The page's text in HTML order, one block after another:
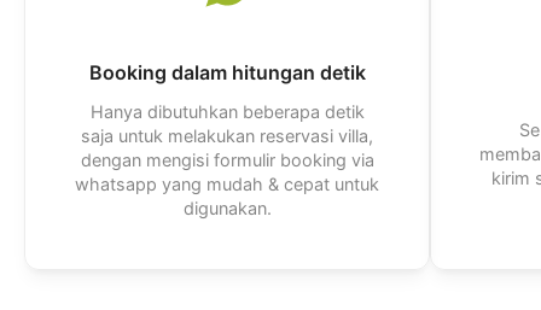
Booking dalam hitungan detik
Hanya dibutuhkan beberapa detik
saja untuk melakukan reservasi villa,
dengan mengisi formulir booking via
whatsapp yang mudah & cepat untuk
digunakan.
kirim